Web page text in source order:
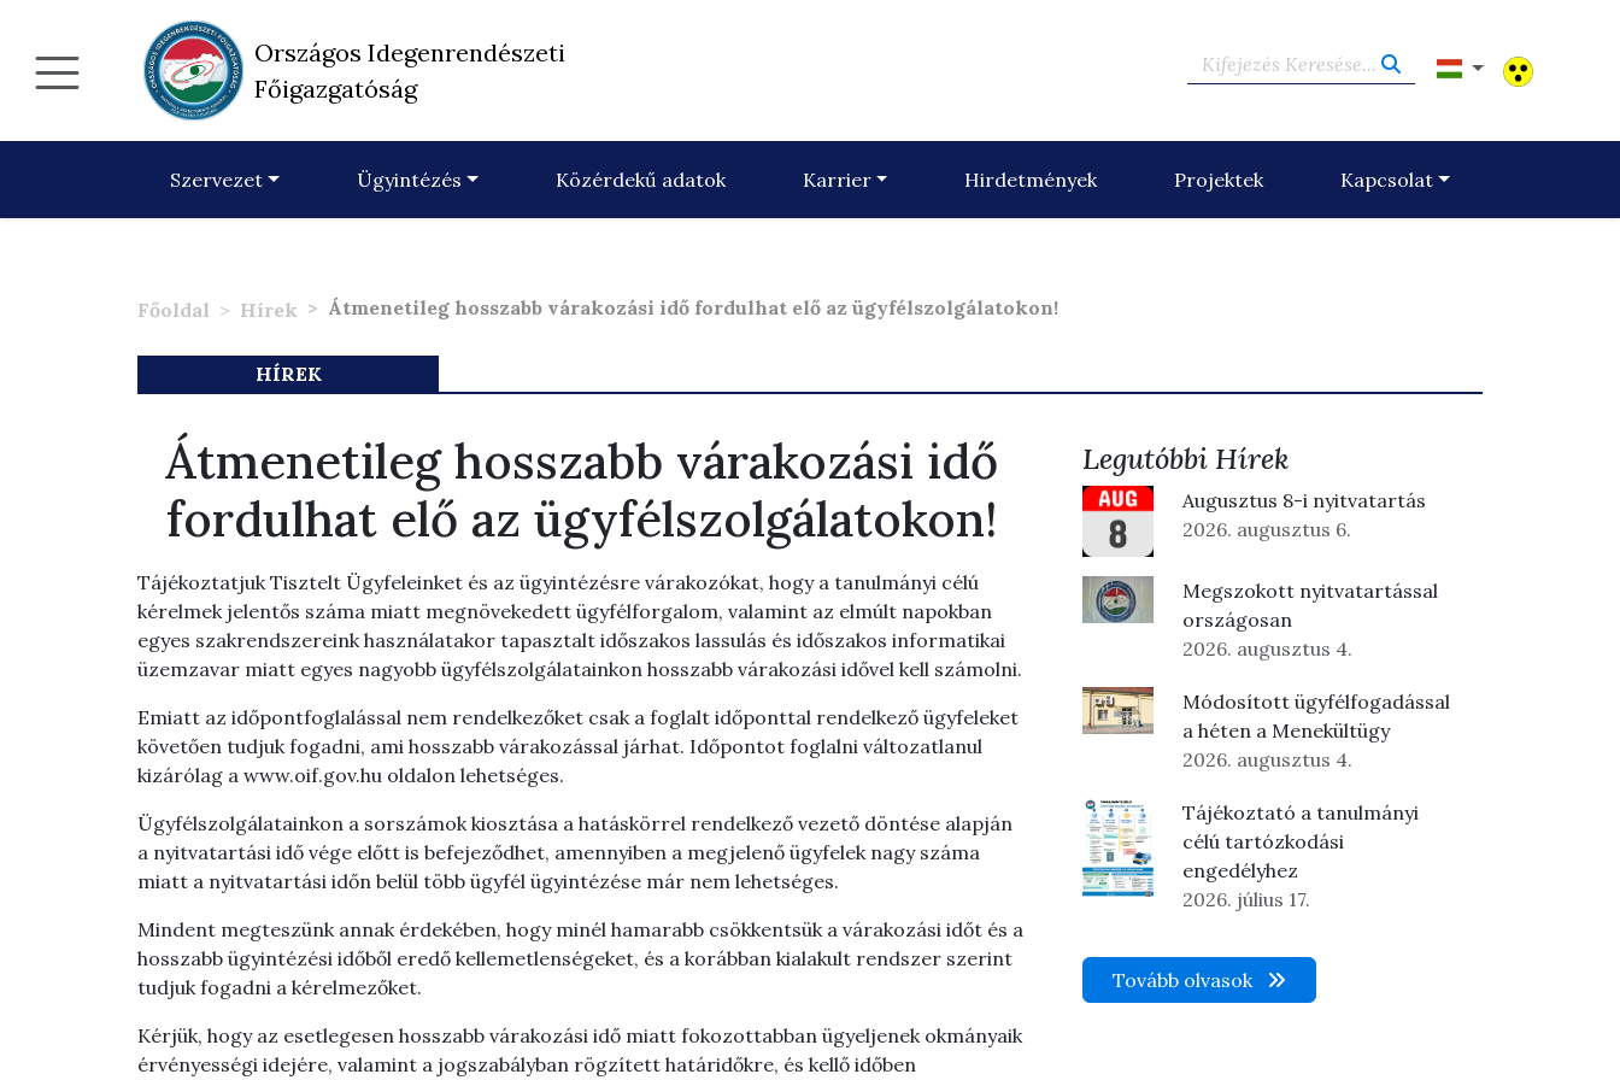
Országos Idegenrendészeti
Főigazgatóság
Kifejezés Keresése...
Szervezet Ügyintézés Közérdekű adatok Karrier Hirdetmények Projektek Kapcsolat
Főoldal Hírek Átmenetileg hosszabb várakozási idő fordulhat elő az ügyfélszolgálatokon!
HÍREK
Átmenetileg hosszabb várakozási idő
fordulhat elő az ügyfélszolgálatokon!
Tájékoztatjuk Tisztelt Ügyfeleinket és az ügyintézésre várakozókat, hogy a tanulmányi célú
kérelmek jelentős száma miatt megnövekedett ügyfélforgalom, valamint az elmúlt napokban
egyes szakrendszereink használatakor tapasztalt időszakos lassulás és időszakos informatikai
üzemzavar miatt egyes nagyobb ügyfélszolgálatainkon hosszabb várakozási idővel kell számolni.
Emiatt az időpontfoglalással nem rendelkezőket csak a foglalt időponttal rendelkező ügyfeleket
követően tudjuk fogadni, ami hosszabb várakozással járhat. Időpontot foglalni változatlanul
kizárólag a www.oif.gov.hu ​​oldalon lehetséges.
Ügyfélszolgálatainkon a sorszámok kiosztása a hatáskörrel rendelkező vezető döntése alapján
a nyitvatartási idő vége előtt is befejeződhet, amennyiben a megjelenő ügyfelek nagy száma
miatt a nyitvatartási időn belül több ügyfél ügyintézése már nem lehetséges.
Mindent megteszünk annak érdekében, hogy minél hamarabb csökkentsük a várakozási időt és a
hosszabb ügyintézési időből eredő kellemetlenségeket, és a korábban kialakult rendszer szerint
tudjuk fogadni a kérelmezőket.
Kérjük, hogy az esetlegesen hosszabb várakozási idő miatt fokozottabban ügyeljenek okmányaik
érvényességi idejére, valamint a jogszabályban rögzített határidőkre, és kellő időben
Legutóbbi Hírek
Augusztus 8-i nyitvatartás
2026. augusztus 6.
Megszokott nyitvatartással
országosan
2026. augusztus 4.
Módosított ügyfélfogadással
a héten a Menekültügy
2026. augusztus 4.
Tájékoztató a tanulmányi
célú tartózkodási
engedélyhez
2026. július 17.
Tovább olvasok